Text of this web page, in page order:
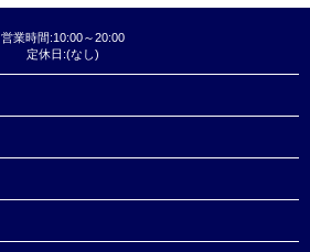
営業時間:10:00～20:00
定休日:(なし)